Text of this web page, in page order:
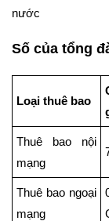
nước
Số của tổng
Loại thuê bao
Thuê bao nội
mạng
Thuê bao ngoại
mạng